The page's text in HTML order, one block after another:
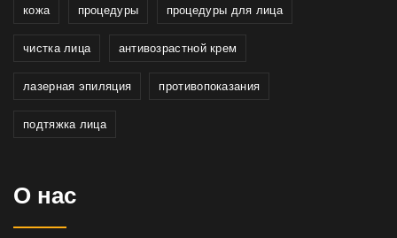
кожа процедуры процедуры для лица
чистка лица антивозрастной крем
лазерная эпиляция противопоказания
подтяжка лица
О нас